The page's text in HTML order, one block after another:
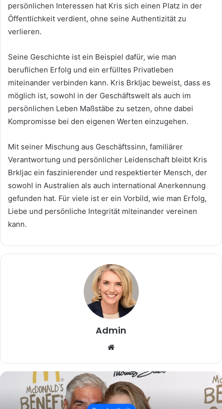
persönlichen Interessen hat Kris sich einen Platz in der
Öffentlichkeit verdient, ohne seine Authentizität zu
verlieren.
Seine Geschichte ist ein Beispiel dafür, wie man
beruflichen Erfolg und ein erfülltes Privatleben
miteinander verbinden kann. Kris Brkljac beweist, dass es
möglich ist, sowohl in der Geschäftswelt als auch im
persönlichen Leben Maßstäbe zu setzen, ohne dabei
Kompromisse bei den eigenen Werten einzugehen.
Mit seiner Mischung aus Geschäftssinn, familiärer
Verantwortung und persönlicher Leidenschaft bleibt Kris
Brkljac ein faszinierender und respektierter Mensch, der
sowohl in Australien als auch international Anerkennung
gefunden hat. Für viele ist er ein Vorbild, wie man Erfolg,
Liebe und persönliche Integrität miteinander vereinen
kann.
Admin
Beruhmtheit